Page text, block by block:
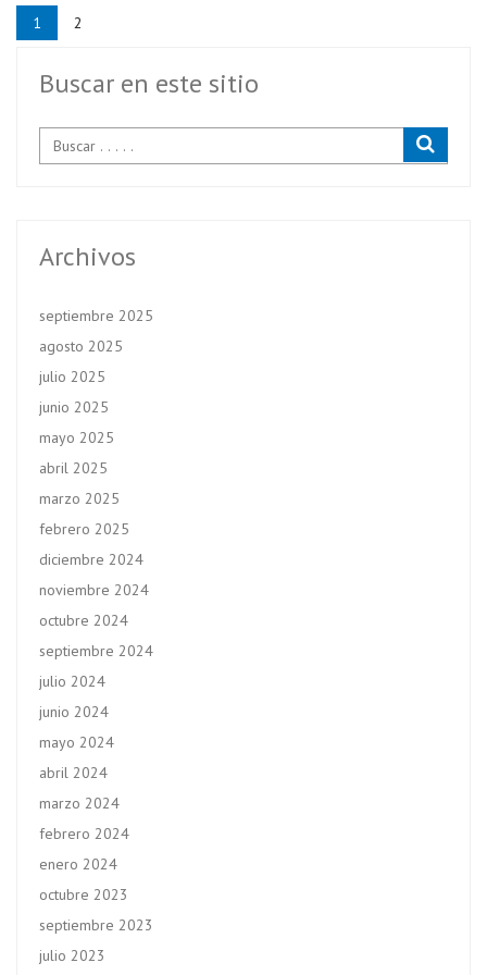
1 2
Buscar en este sitio
Archivos
septiembre 2025
agosto 2025
julio 2025
junio 2025
mayo 2025
abril 2025
marzo 2025
febrero 2025
diciembre 2024
noviembre 2024
octubre 2024
septiembre 2024
julio 2024
junio 2024
mayo 2024
abril 2024
marzo 2024
febrero 2024
enero 2024
octubre 2023
septiembre 2023
julio 2023